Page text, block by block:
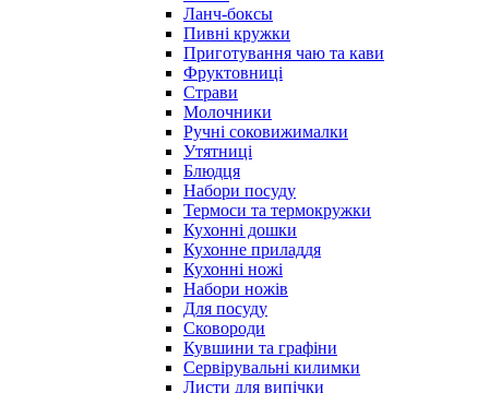
Ланч-боксы
Пивні кружки
Приготування чаю та кави
Фруктовниці
Страви
Молочники
Ручні соковижималки
Утятниці
Блюдця
Набори посуду
Термоси та термокружки
Кухонні дошки
Кухонне приладдя
Кухонні ножі
Набори ножів
Для посуду
Сковороди
Кувшини та графіни
Сервірувальні килимки
Листи для випічки